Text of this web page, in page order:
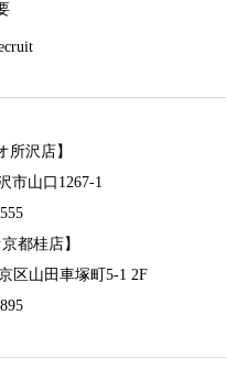
所沢店】
市山口1267-1
都桂店】
区山田車塚町5-1 2F